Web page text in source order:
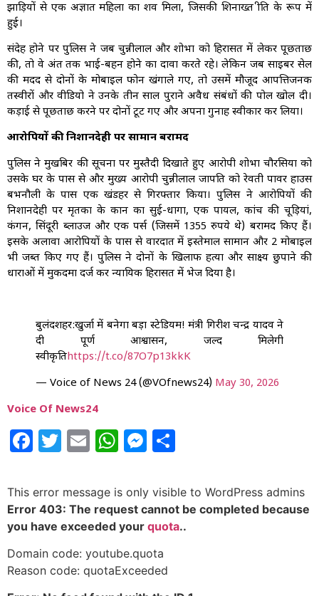
झाड़ियों से एक अज्ञात महिला का शव मिला, जिसकी शिनाख्त प्रीति के रूप में
हुई।
संदेह होने पर पुलिस ने जब चुन्नीलाल और शोभा को हिरासत में लेकर पूछताछ
की, तो वे अंत तक भाई-बहन होने का दावा करते रहे। लेकिन जब साइबर सेल
की मदद से दोनों के मोबाइल फोन खंगाले गए, तो उसमें मौजूद आपत्तिजनक
तस्वीरों और वीडियो ने उनके तीन साल पुराने अवैध संबंधों की पोल खोल दी।
कड़ाई से पूछताछ करने पर दोनों टूट गए और अपना गुनाह स्वीकार कर लिया।
आरोपियों की निशानदेही पर सामान बरामद
पुलिस ने मुखबिर की सूचना पर मुस्तैदी दिखाते हुए आरोपी शोभा चौरसिया को
उसके घर के पास से और मुख्य आरोपी चुन्नीलाल प्रजापति को रेवती पावर हाउस
बभनौली के पास एक खंडहर से गिरफ्तार किया। पुलिस ने आरोपियों की
निशानदेही पर मृतका के कान का सुई-धागा, एक पायल, कांच की चूड़ियां,
कंगन, सिंदूरी ब्लाउज और एक पर्स (जिसमें 1355 रुपये थे) बरामद किए हैं।
इसके अलावा आरोपियों के पास से वारदात में इस्तेमाल सामान और 2 मोबाइल
भी जब्त किए गए हैं। पुलिस ने दोनों के खिलाफ हत्या और साक्ष्य छुपाने की
धाराओं में मुकदमा दर्ज कर न्यायिक हिरासत में भेज दिया है।
बुलंदशहर:खुर्जा में बनेगा बड़ा स्टेडियम! मंत्री गिरीश चन्द्र यादव ने
दी पूर्ण आश्वासन, जल्द मिलेगी
स्वीकृतिhttps://t.co/87O7p13kkK
— Voice of News 24 (@VOfnews24) May 30, 2026
Voice Of News24
Facebook
Twitter
EmailWhatsApp
Messenger
This error message is only visible to WordPress admins
Error 403: The request cannot be completed because
you have exceeded your quota..
Domain code: youtube.quota
Reason code: quotaExceeded